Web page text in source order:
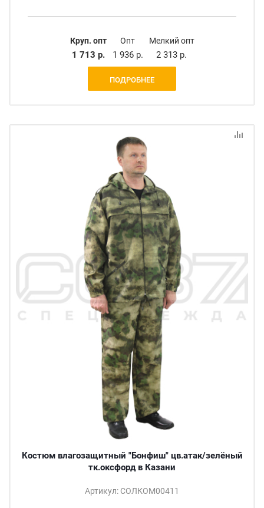
Круп. опт
1 713 р.
Опт
1 936 р.
Мелкий опт
2 313 р.
ПОДРОБНЕЕ
Костюм влагозащитный "Бонфиш" цв.атак/зелёный
тк.оксфорд в Казани
Артикул: СОЛКОМ00411